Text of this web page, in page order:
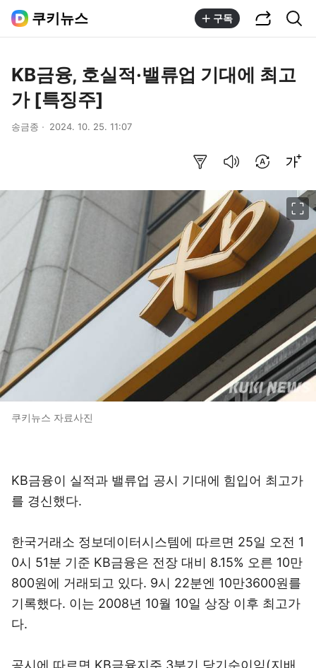
쿠키뉴스 구독
KB금융, 호실적·밸류업 기대에 최고
가 [특징주]
송금종 2024. 10. 25. 11:07
쿠키뉴스 자료사진
KB금융이 실적과 밸류업 공시 기대에 힘입어 최고가
를 경신했다.
한국거래소 정보데이터시스템에 따르면 25일 오전 1
0시 51분 기준 KB금융은 전장 대비 8.15% 오른 10만
800원에 거래되고 있다. 9시 22분엔 10만3600원를
기록했다. 이는 2008년 10월 10일 상장 이후 최고가
다.
공시에 따르면 KB금융지주 3분기 당기순이익(지배